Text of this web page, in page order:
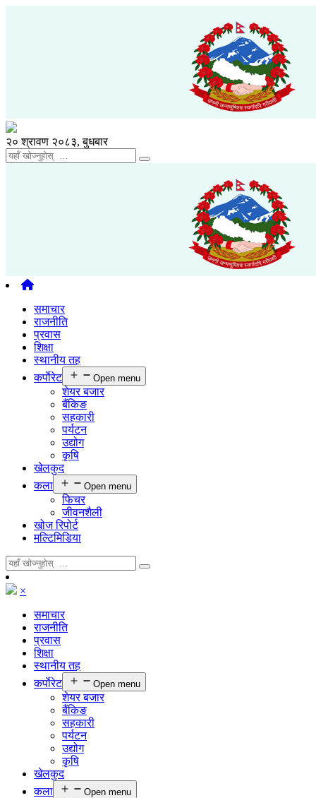
२० श्रावण २०८३, बुधबार
समाचार
राजनीति
प्रवास
शिक्षा
स्थानीय तह
कर्पाेरेट
Open menu
शेयर बजार
बैंकिङ
सहकारी
पर्यटन
उद्योग
कृषि
खेलकुद
कला
Open menu
फिचर
जीवनशैली
खोज रिपोर्ट
मल्टिमिडिया
×
समाचार
राजनीति
प्रवास
शिक्षा
स्थानीय तह
कर्पाेरेट
Open menu
शेयर बजार
बैंकिङ
सहकारी
पर्यटन
उद्योग
कृषि
खेलकुद
कला
Open menu